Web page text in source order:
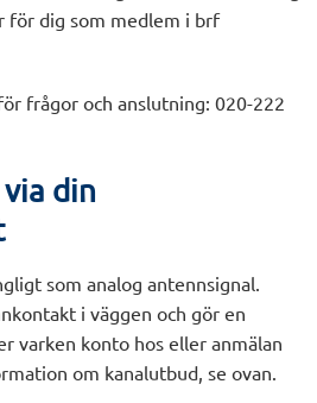
för dig som medlem i brf
frågor och anslutning: 020-222
din
som analog antennsignal.
i väggen och gör en
varken konto hos eller anmälan
om kanalutbud, se ovan.